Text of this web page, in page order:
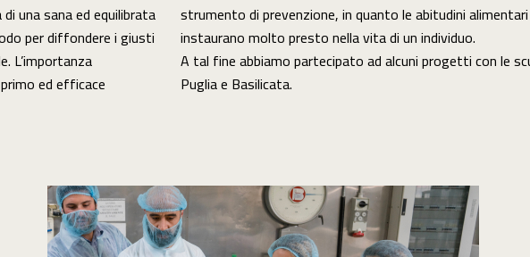
una sana ed equilibrata
per diffondere i giusti
L’importanza
ed efficace
abitudini alimentari si
instaurano molto presto nella vita di un individuo.
A tal fine abbiamo partecipato ad alcuni progetti con le
Puglia e Basilicata.